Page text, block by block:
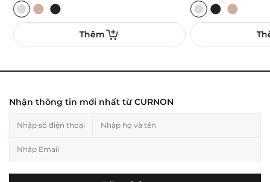
Thêm
Nhận thông tin mới nhất từ CURNON